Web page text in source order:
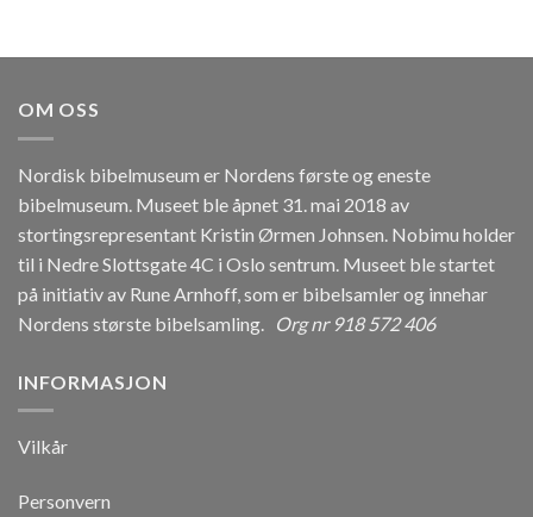
OM OSS
Nordisk bibelmuseum er Nordens første og eneste
bibelmuseum. Museet ble åpnet 31. mai 2018 av
stortingsrepresentant Kristin Ørmen Johnsen. Nobimu holder
til i Nedre Slottsgate 4C i Oslo sentrum. Museet ble startet
på initiativ av Rune Arnhoff, som er bibelsamler og innehar
Nordens største bibelsamling. Org nr 918 572 406
INFORMASJON
Vilkår
Personvern